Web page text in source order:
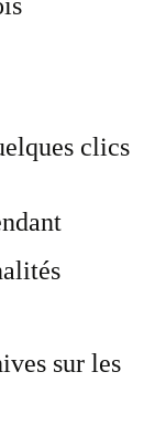
clics
sur les